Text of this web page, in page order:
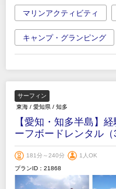
マリンアクティビティ
キャンプ・グランピング
サーフィン
東海 / 愛知県 / 知多
【愛知・知多半島】
ーフボードレンタル（
181分～240分
1人OK
プランID：21868